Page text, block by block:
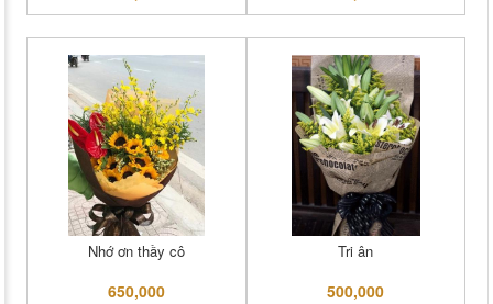
Nhớ ơn thầy cô
650,000
Tri ân
500,000